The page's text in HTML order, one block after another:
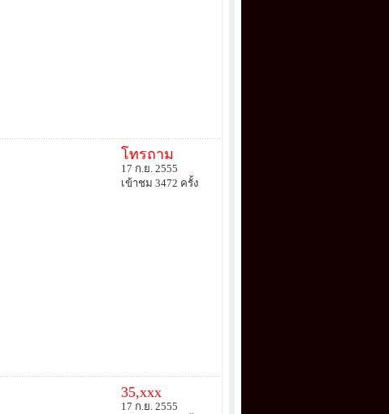
โทรถาม
17 ก.ย. 2555
เข้าชม 3472 ครั้ง
35,xxx
17 ก.ย. 2555